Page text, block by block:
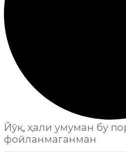
Йўқ, ҳали умуман бу
фойланмаганман